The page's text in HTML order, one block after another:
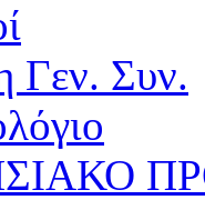
Γεν. Συν.